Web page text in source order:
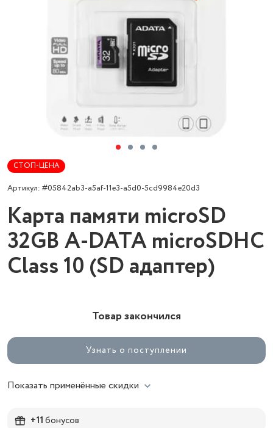
СТОП-ЦЕНА
Артикул: #05842ab3-a5af-11e3-a5d0-5cd9984e20d3
Карта памяти microSD
32GB A-DATA microSDHC
Class 10 (SD адаптер)
Товар закончился
Узнать о поступлении
Показать применённые скидки
+11бонусов